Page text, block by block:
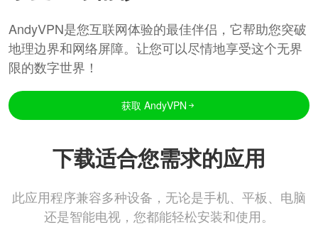
AndyVPN是您互联网体验的最佳伴侣，它帮助您突破
地理边界和网络屏障。让您可以尽情地享受这个无界
限的数字世界！
获取 AndyVPN
下载适合您需求的应用
此应用程序兼容多种设备，无论是手机、平板、电脑
还是智能电视，您都能轻松安装和使用。